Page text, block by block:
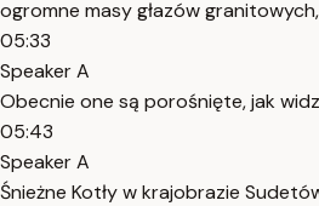
ogromne masy głazów
05:33
Speaker A
Obecnie one są porośnięte, jak
05:43
Speaker A
Śnieżne Kotły w krajobrazie